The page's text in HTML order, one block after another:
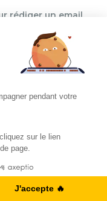
gratuit
guide
rédiger un email